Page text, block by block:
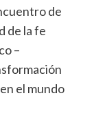
de
de la fe
–
el mundo